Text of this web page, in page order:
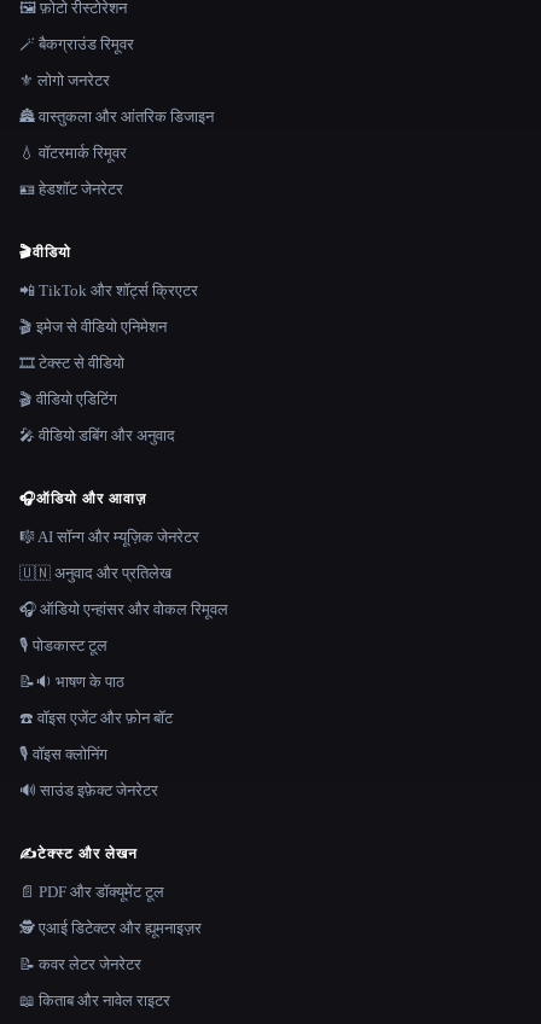
🖼️ फ़ोटो रीस्टोरेशन
🪄 बैकग्राउंड रिमूवर
⚜️ लोगो जनरेटर
🏯 वास्तुकला और आंतरिक डिजाइन
💧 वॉटरमार्क रिमूवर
🪪 हेडशॉट जेनरेटर
🎬वीडियो
📲 TikTok और शॉर्ट्स क्रिएटर
🎬 इमेज से वीडियो एनिमेशन
🎞️ टेक्स्ट से वीडियो
🎬 वीडियो एडिटिंग
🎤 वीडियो डबिंग और अनुवाद
🎧ऑडियो और आवाज़
🎼 AI सॉन्ग और म्यूज़िक जेनरेटर
🇺🇳 अनुवाद और प्रतिलेख
🎧 ऑडियो एन्हांसर और वोकल रिमूवल
🎙️ पोडकास्ट टूल
📝🔉 भाषण के पाठ
☎️ वॉइस एजेंट और फ़ोन बॉट
🎙️ वॉइस क्लोनिंग
🔊 साउंड इफ़ेक्ट जेनरेटर
✍️टेक्स्ट और लेखन
📄 PDF और डॉक्यूमेंट टूल
🕵️ एआई डिटेक्टर और ह्यूमनाइज़र
📝 कवर लेटर जेनरेटर
📖 किताब और नावेल राइटर